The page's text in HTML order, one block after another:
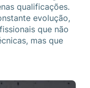
qualificações.
evolução,
que não
mas que